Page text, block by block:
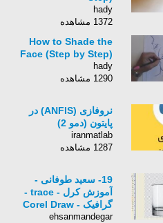
hady
1372 مشاهده
How to Shade the
Face (Step by Step)
hady
1290 مشاهده
نروفازی (ANFIS) در
پایتون (دمو 2)
iranmatlab
1287 مشاهده
19- سعید طوفانی -
آموزش کرل - trace -
گرافیک - Corel Draw
ehsanmandegar